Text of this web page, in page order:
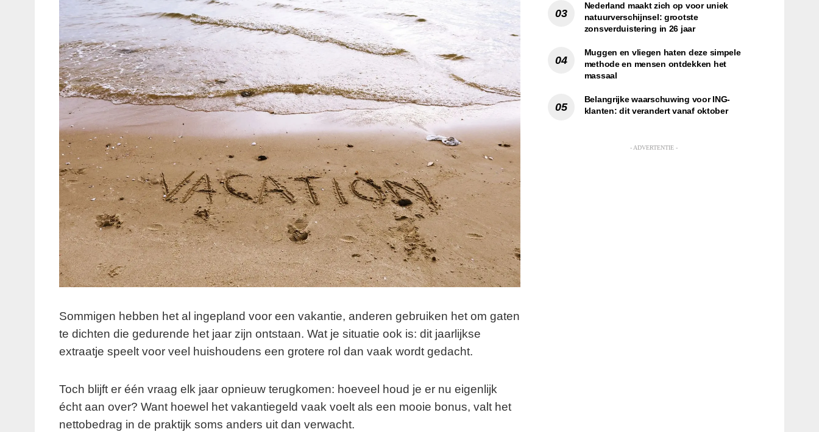
Sommigen hebben het al ingepland voor een vakantie, anderen gebruiken het om gaten
te dichten die gedurende het jaar zijn ontstaan. Wat je situatie ook is: dit jaarlijkse
extraatje speelt voor veel huishoudens een grotere rol dan vaak wordt gedacht.
Toch blijft er één vraag elk jaar opnieuw terugkomen: hoeveel houd je er nu eigenlijk
écht aan over? Want hoewel het vakantiegeld vaak voelt als een mooie bonus, valt het
nettobedrag in de praktijk soms anders uit dan verwacht.
Nederland maakt zich op voor uniek
natuurverschijnsel: grootste
zonsverduistering in 26 jaar
Muggen en vliegen haten deze simpele
methode en mensen ontdekken het
massaal
Belangrijke waarschuwing voor ING-
klanten: dit verandert vanaf oktober
- ADVERTENTIE -